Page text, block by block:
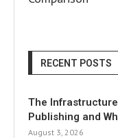
RECENT POSTS
The
Publishing and
August 3, 2026